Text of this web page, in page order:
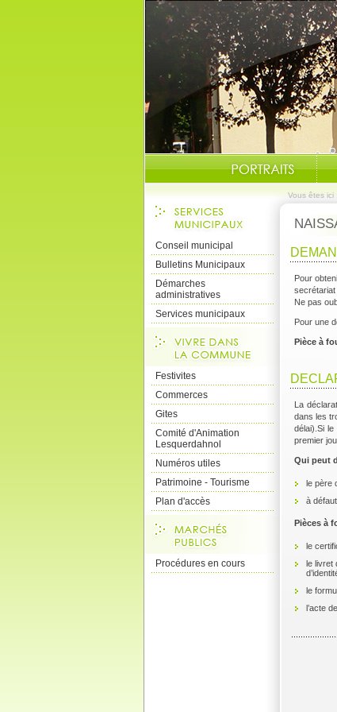
Vous êtes ici :
Conseil municipal
Bulletins Municipaux
Démarches
administratives
Services municipaux
Festivites
Commerces
Gites
Comité d'Animation
Lesquerdahnol
Numéros utiles
Patrimoine - Tourisme
Plan d'accès
Procédures en cours
Pour
secrétariat
Ne pas
Pour une
Pièce à
La
dans les
délai).Si
premier
Qui peut
le père
à
Pièces à
le
le livret
le
l’acte